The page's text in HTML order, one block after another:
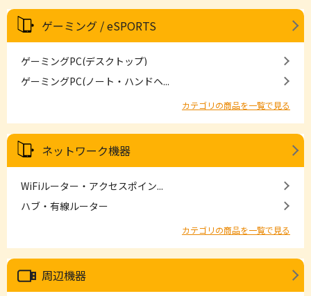
ゲーミング / eSPORTS
ゲーミングPC(デスクトップ)
ゲーミングPC(ノート・ハンドヘ...
カテゴリの商品を一覧で見る
ネットワーク機器
WiFiルーター・アクセスポイン...
ハブ・有線ルーター
カテゴリの商品を一覧で見る
周辺機器